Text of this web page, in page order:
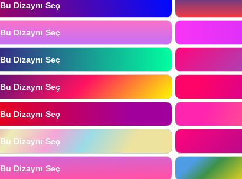
Bu Dizaynı Seç
Bu Dizaynı Seç
Bu Dizaynı Seç
Bu Dizaynı Seç
Bu Dizaynı Seç
Bu Dizaynı Seç
Bu Dizaynı Seç